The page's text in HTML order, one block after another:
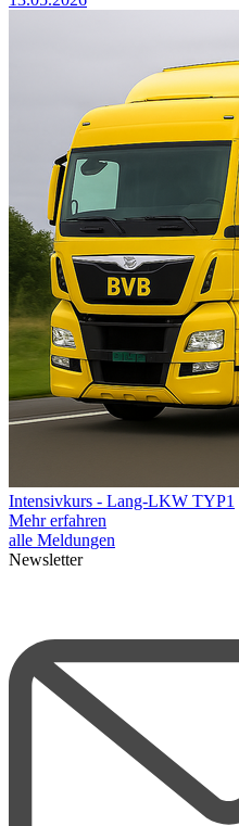
Intensivkurs - Lang-LKW TYP1
Mehr erfahren
alle Meldungen
Newsletter